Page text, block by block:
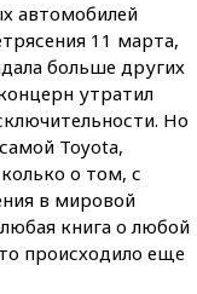
автомобилей
11 марта,
больше других
утратил
Но
Toyota,
о том, с
в мировой
книга о любой
происходило еще